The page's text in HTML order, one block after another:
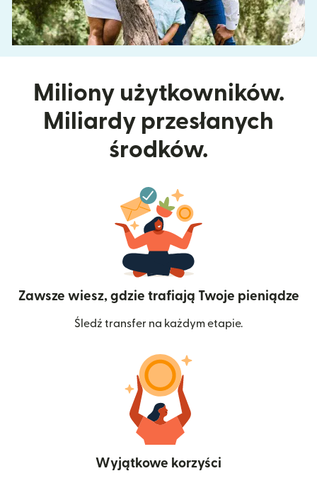
Miliony użytkowników.
Miliardy przesłanych
środków.
Zawsze wiesz, gdzie trafiają Twoje pieniądze
Śledź transfer na każdym etapie.
Wyjątkowe korzyści